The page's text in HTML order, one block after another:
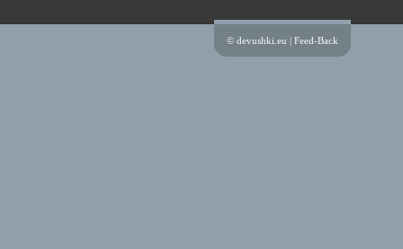
© devushki.eu | Feed-Back